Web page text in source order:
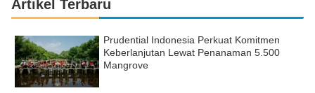
Artikel Terbaru
Prudential Indonesia Perkuat Komitmen
Keberlanjutan Lewat Penanaman 5.500
Mangrove